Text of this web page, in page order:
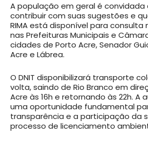
A população em geral é convidada
contribuir com suas sugestões e
RIMA está disponível para consulta
nas Prefeituras Municipais e
cidades de Porto Acre, Senador
Acre e Lábrea.
O DNIT disponibilizará transporte
volta, saindo de Rio Branco em
Acre às 16h e retornando às 22h. A
uma oportunidade fundamental
transparência e a participação da
processo de licenciamento